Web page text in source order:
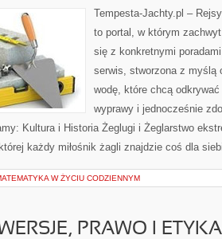
Tempesta-Jachty.pl –
to portal, w którym
się z konkretnymi
serwis, stworzona z myślą
wodę, które chcą odkrywać
wyprawy i jednocześnie
Kultura i Historia Żeglugi i Żeglarstwo
każdy miłośnik żagli znajdzie coś dla
W ŻYCIU CODZIENNYM
PRAWO I